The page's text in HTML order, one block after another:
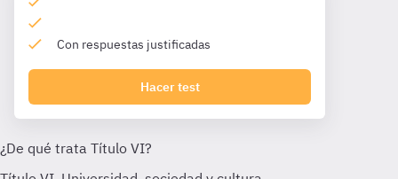
Con respuestas justificadas
Hacer test